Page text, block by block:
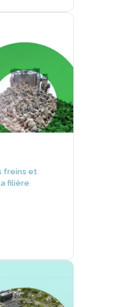
freins et
filière